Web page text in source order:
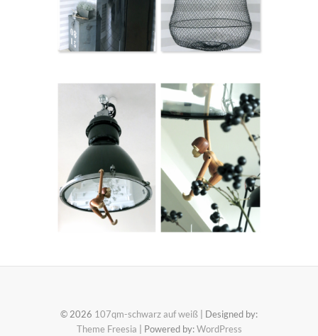
© 2026 107qm-schwarz auf weiß | Designed by:
Theme Freesia | Powered by:WordPress